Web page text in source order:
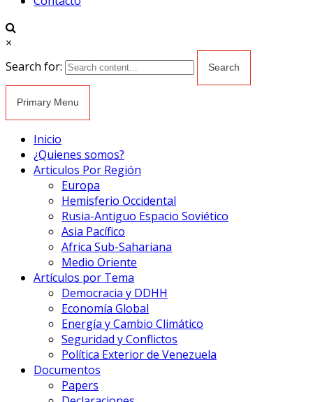
×
Search for:
Primary Menu
Inicio
¿Quienes somos?
Articulos Por Región
Europa
Hemisferio Occidental
Rusia-Antiguo Espacio Soviético
Asia Pacífico
Africa Sub-Sahariana
Medio Oriente
Artículos por Tema
Democracia y DDHH
Economía Global
Energía y Cambio Climático
Seguridad y Conflictos
Política Exterior de Venezuela
Documentos
Papers